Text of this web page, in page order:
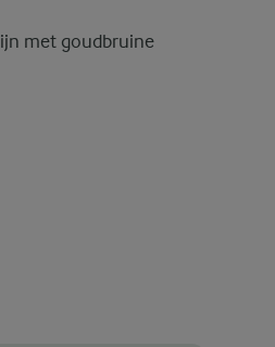
met goudbruine